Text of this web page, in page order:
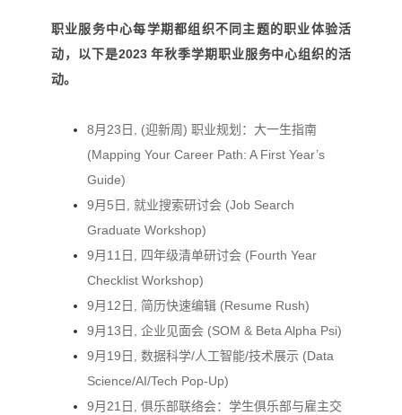
职业服务中心每学期都组织不同主题的职业体验活
动，以下是2023 年秋季学期职业服务中心组织的活
动。
8月23日, (迎新周) 职业规划：大一生指南
(Mapping Your Career Path: A First Year’s
Guide)
9月5日, 就业搜索研讨会 (Job Search
Graduate Workshop)
9月11日, 四年级清单研讨会 (Fourth Year
Checklist Workshop)
9月12日, 简历快速编辑 (Resume Rush)
9月13日, 企业见面会 (SOM & Beta Alpha Psi)
9月19日, 数据科学/人工智能/技术展示 (Data
Science/AI/Tech Pop-Up)
9月21日, 俱乐部联络会：学生俱乐部与雇主交